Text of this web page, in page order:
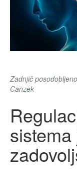
Zadnjič
Canzek